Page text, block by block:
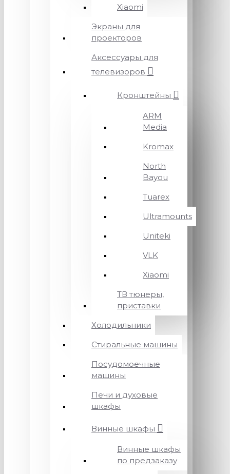
Xiaomi
Экраны для
проекторов
Аксессуары для
телевизоров
Кронштейны
ARM
Media
Kromax
North
Bayou
Tuarex
Ultramounts
Uniteki
VLK
Xiaomi
ТВ тюнеры,
приставки
Холодильники
Стиральные машины
Посудомоечные
машины
Печи и духовые
шкафы
Винные шкафы
Винные шкафы
по предзаказу